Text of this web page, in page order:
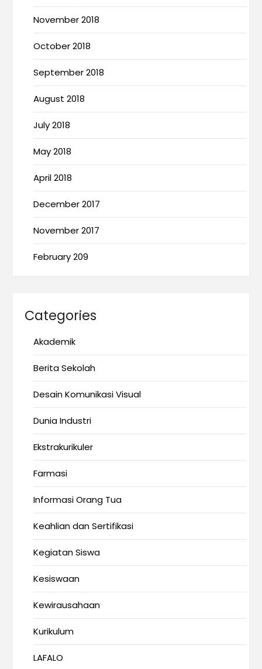
November 2018
October 2018
September 2018
August 2018
July 2018
May 2018
April 2018
December 2017
November 2017
February 209
Categories
Akademik
Berita Sekolah
Desain Komunikasi Visual
Dunia Industri
Ekstrakurikuler
Farmasi
Informasi Orang Tua
Keahlian dan Sertifikasi
Kegiatan Siswa
Kesiswaan
Kewirausahaan
Kurikulum
LAFALO